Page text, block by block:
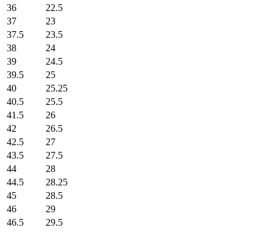
36
22.5
37
23
37.5
23.5
38
24
39
24.5
39.5
25
40
25.25
40.5
25.5
41.5
26
42
26.5
42.5
27
43.5
27.5
44
28
44.5
28.25
45
28.5
46
29
46.5
29.5